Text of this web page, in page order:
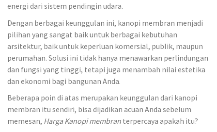
energi dari sistem pendingin udara.
Dengan berbagai keunggulan ini, kanopi membran menjadi
pilihan yang sangat baik untuk berbagai kebutuhan
arsitektur, baik untuk keperluan komersial, publik, maupun
perumahan. Solusi ini tidak hanya menawarkan perlindungan
dan fungsi yang tinggi, tetapi juga menambah nilai estetika
dan ekonomi bagi bangunan Anda.
Beberapa poin di atas merupakan keunggulan dari kanopi
membran itu sendiri, bisa dijadikan acuan Anda sebelum
memesan, Harga Kanopi membran terpercaya apakah itu?